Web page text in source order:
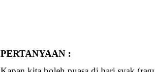
PERTANYAAN :